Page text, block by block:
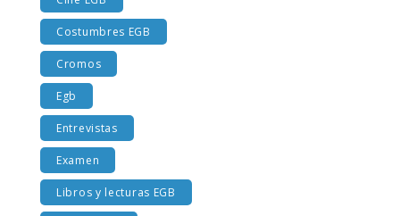
Cine EGB
Costumbres EGB
Cromos
Egb
Entrevistas
Examen
Libros y lecturas EGB